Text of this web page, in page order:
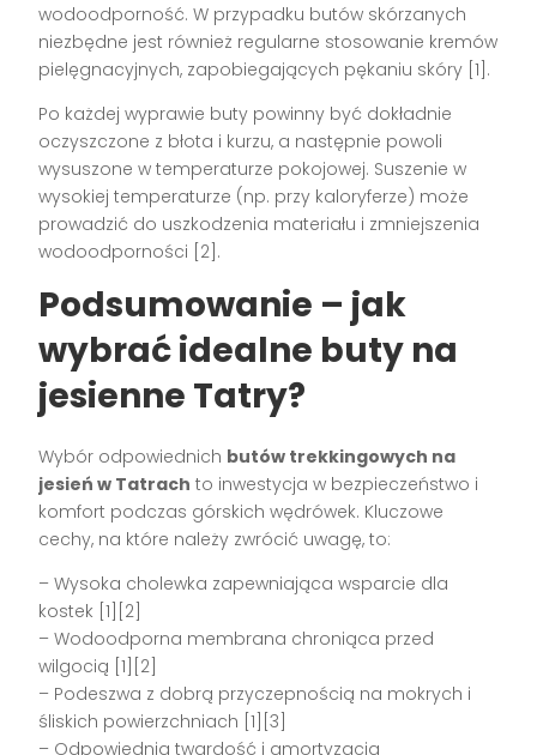
wodoodporność. W przypadku butów skórzanych
niezbędne jest również regularne stosowanie kremów
pielęgnacyjnych, zapobiegających pękaniu skóry [1].
Po każdej wyprawie buty powinny być dokładnie
oczyszczone z błota i kurzu, a następnie powoli
wysuszone w temperaturze pokojowej. Suszenie w
wysokiej temperaturze (np. przy kaloryferze) może
prowadzić do uszkodzenia materiału i zmniejszenia
wodoodporności [2].
Podsumowanie – jak
wybrać idealne buty na
jesienne Tatry?
Wybór odpowiednich butów trekkingowych na
jesień w Tatrach to inwestycja w bezpieczeństwo i
komfort podczas górskich wędrówek. Kluczowe
cechy, na które należy zwrócić uwagę, to:
– Wysoka cholewka zapewniająca wsparcie dla
kostek [1][2]
– Wodoodporna membrana chroniąca przed
wilgocią [1][2]
– Podeszwa z dobrą przyczepnością na mokrych i
śliskich powierzchniach [1][3]
– Odpowiednia twardość i amortyzacja